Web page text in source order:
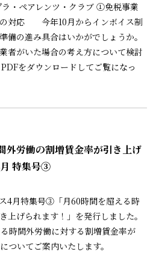
・ペアレンツ・クラブ ①免税事業
の対応 今年10月からインボイス制
備の進み具合はいかがでしょうか。
者がいた場合の考え方について検討
をダウンロードしてご覧になっ
外労働の割増賃金率が引き上げ
特集号③
4月特集号③「月60時間を超える時
上げられます！」を発行しました。
時間外労働に対する割増賃金率が
ついてご案内いたします。